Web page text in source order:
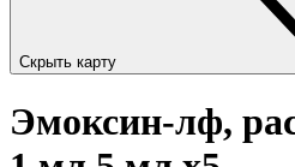
Скрыть карту
Эмоксин-лф,